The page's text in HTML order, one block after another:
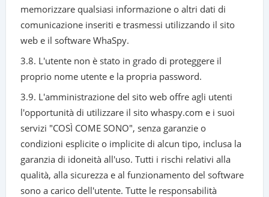
memorizzare qualsiasi informazione o altri dati di
comunicazione inseriti e trasmessi utilizzando il sito
web e il software WhaSpy.
3.8. L'utente non è stato in grado di proteggere il
proprio nome utente e la propria password.
3.9. L'amministrazione del sito web offre agli utenti
l'opportunità di utilizzare il sito whaspy.com e i suoi
servizi "COSÌ COME SONO", senza garanzie o
condizioni esplicite o implicite di alcun tipo, inclusa la
garanzia di idoneità all'uso. Tutti i rischi relativi alla
qualità, alla sicurezza e al funzionamento del software
sono a carico dell'utente. Tutte le responsabilità